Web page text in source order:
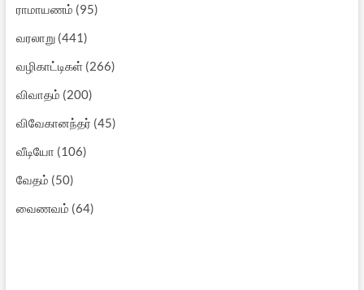
ராமாயணம் (95)
வரலாறு(441)
வழிகாட்டிகள்(266)
விவாதம் (200)
விவேகானந்தர் (45)
வீடியோ (106)
வேதம் (50)
வைணவம் (64)